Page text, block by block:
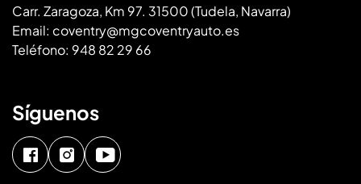
Carr. Zaragoza, Km 97. 31500 (Tudela, Navarra)
Email: coventry@mgcoventryauto.es
Teléfono: 948 82 29 66
Síguenos